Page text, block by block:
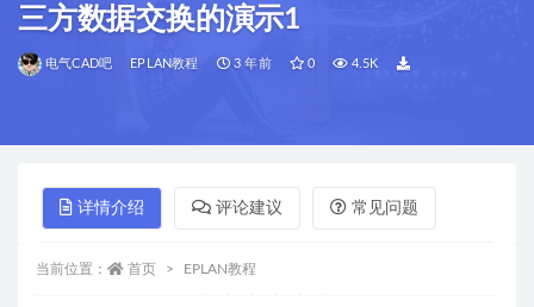
三方数据交换的演示1
电气CAD吧 EPLAN教程 3 年前 0 4.5K
详情介绍 评论建议 常见问题
当前位置： 首页 EPLAN教程